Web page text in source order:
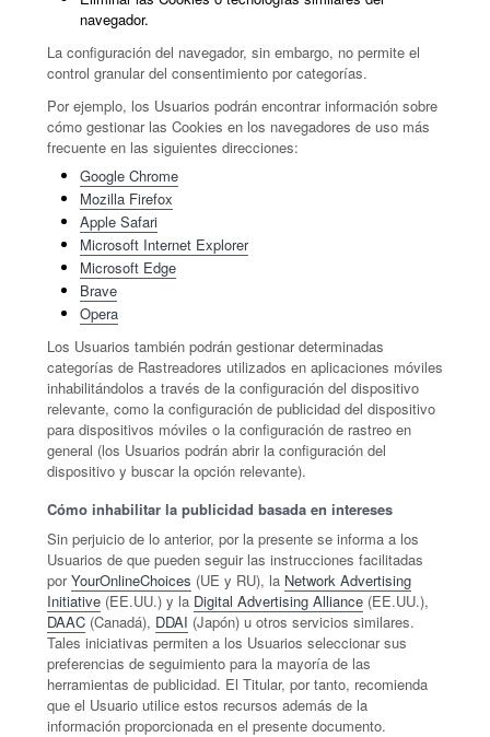
navegador.
La configuración del navegador, sin embargo, no permite el
control granular del consentimiento por categorías.
Por ejemplo, los Usuarios podrán encontrar información sobre
cómo gestionar las Cookies en los navegadores de uso más
frecuente en las siguientes direcciones:
Google Chrome
Mozilla Firefox
Apple Safari
Microsoft Internet Explorer
Microsoft Edge
Brave
Opera
Los Usuarios también podrán gestionar determinadas
categorías de Rastreadores utilizados en aplicaciones móviles
inhabilitándolos a través de la configuración del dispositivo
relevante, como la configuración de publicidad del dispositivo
para dispositivos móviles o la configuración de rastreo en
general (los Usuarios podrán abrir la configuración del
dispositivo y buscar la opción relevante).
Cómo inhabilitar la publicidad basada en intereses
Sin perjuicio de lo anterior, por la presente se informa a los
Usuarios de que pueden seguir las instrucciones facilitadas
porYourOnlineChoices (UE y RU), la Network Advertising
Initiative (EE.UU.) y la Digital Advertising Alliance (EE.UU.),
DAAC (Canadá), DDAI (Japón) u otros servicios similares.
Tales iniciativas permiten a los Usuarios seleccionar sus
preferencias de seguimiento para la mayoría de las
herramientas de publicidad. El Titular, por tanto, recomienda
que el Usuario utilice estos recursos además de la
información proporcionada en el presente documento.